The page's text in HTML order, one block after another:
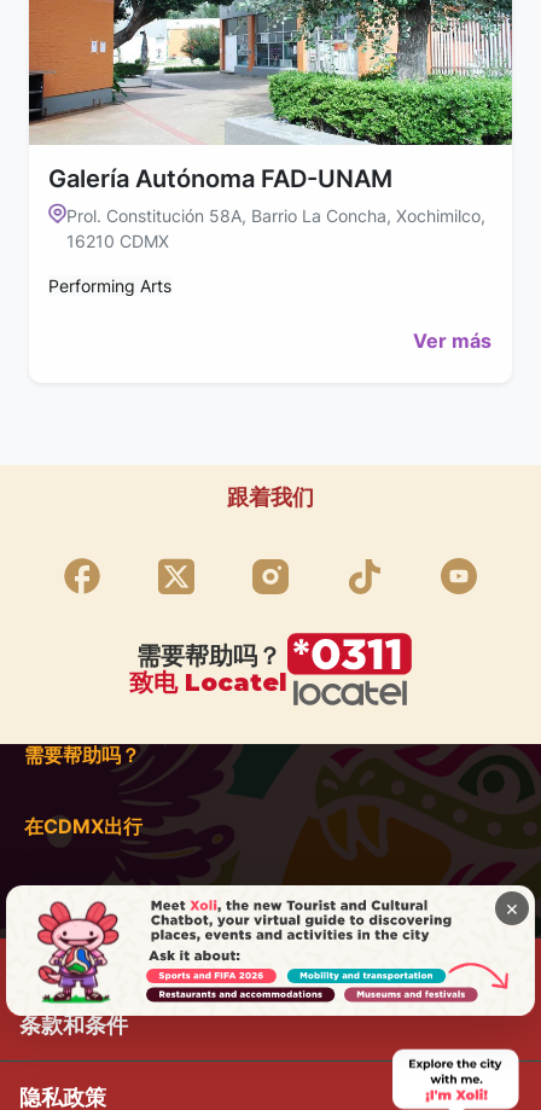
Galería Autónoma FAD-UNAM
Prol. Constitución 58A, Barrio La Concha, Xochimilco,
16210 CDMX
Performing Arts
Ver más
跟着我们
需要帮助吗？
致电 Locatel
需要帮助吗？
在CDMX出行
条款和条件
隐私政策
×